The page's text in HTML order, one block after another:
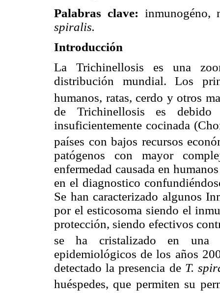
Palabras clave: inmunogéno,
spiralis.
Introducción
La Trichinellosis es una
distribución mundial. Los
humanos, ratas, cerdo y otros
de Trichinellosis es
insuficientemente cocinada
países con bajos recursos
patógenos con mayor
enfermedad causada en
en el diagnostico
Se han caracterizado algunos
por el esticosoma siendo el
protección, siendo efectivos
se ha cristalizado en una
epidemiológicos de los años
detectado la presencia de T.
huéspedes, que permiten su